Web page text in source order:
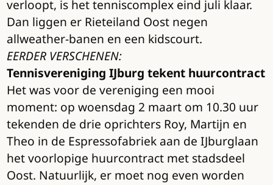
verloopt, is het tenniscomplex eind juli klaar.
Dan liggen er Rieteiland Oost negen
allweather-banen en een kidscourt.
EERDER VERSCHENEN:
Tennisvereniging IJburg tekent huurcontract
Het was voor de vereniging een mooi
moment: op woensdag 2 maart om 10.30 uur
tekenden de drie oprichters Roy, Martijn en
Theo in de Espressofabriek aan de IJburglaan
het voorlopige huurcontract met stadsdeel
Oost. Natuurlijk, er moet nog even worden